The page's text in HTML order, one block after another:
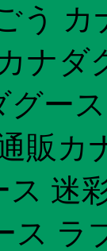
う
ナダ
ー
販カ
迷
ス ラ